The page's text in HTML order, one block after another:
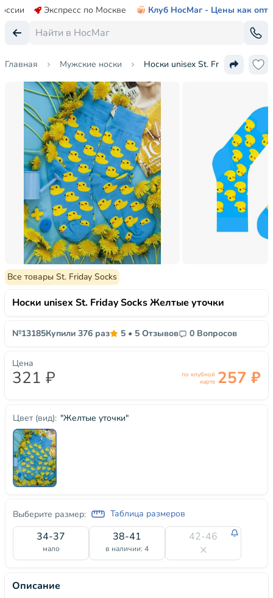
Экспресс по Москве Клуб НосМаг - Цены как опт
Главная Мужские носки Носки unisex St. Friday Socks
Все товары St. Friday Socks
Носки unisex St. Friday Socks Желтые уточки
№13185Купили 376 раз 5 • 5 Отзывов 0 Вопросов
Цвет (вид): "Желтые уточки"
Выберите размер: Таблица размеров
34-37
мало
38-41
в наличии: 4
42-46
Цена
321 ₽
по клубной
карте 257 ₽
Описание